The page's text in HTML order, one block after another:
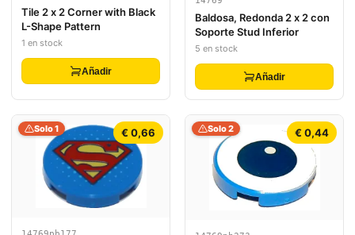
Tile 2 x 2 Corner with Black
L-Shape Pattern
1 en stock
Añadir
Baldosa, Redonda 2 x 2 con
Soporte Stud Inferior
5 en stock
Añadir
€ 0,66
Solo 1 € 0,44
Solo 2